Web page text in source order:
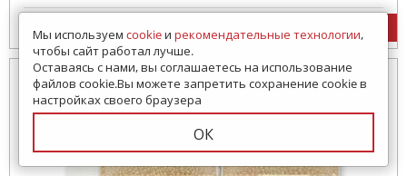
6309
Мы используем cookieи рекомендательные технологии,
чтобы сайт работал лучше.
Оставаясь с нами, вы соглашаетесь на использование
файлов cookie.Вы можете запретить сохранение cookie в
настройках своего браузера
ОК